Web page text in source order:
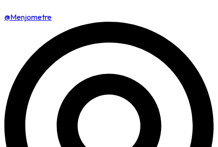
@Menjometre